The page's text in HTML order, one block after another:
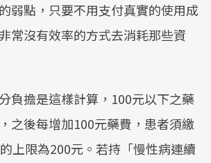
弱點，只要不用支付真實的使用成
常沒有效率的方式去消耗那些資
負擔是這樣計算，100元以下之藥
之後每增加100元藥費，患者須繳
上限為200元。若持「慢性病連續